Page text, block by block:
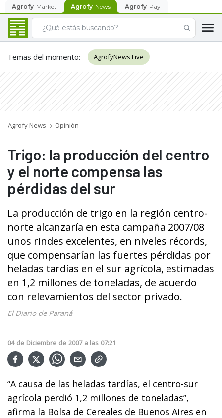
Agrofy Market Agrofy News Agrofy Pay
Temas del momento: AgrofyNews Live
Agrofy News Opinión
Trigo: la producción del centro
y el norte compensa las
pérdidas del sur
La producción de trigo en la región centro-
norte alcanzaría en esta campaña 2007/08
unos rindes excelentes, en niveles récords,
que compensarían las fuertes pérdidas por
heladas tardías en el sur agrícola, estimadas
en 1,2 millones de toneladas, de acuerdo
con relevamientos del sector privado.
El Diario de Paraná
04 de Diciembre de 2007 a las 07:21
“A causa de las heladas tardías, el centro-sur
agrícola perdió 1,2 millones de toneladas”,
afirma la Bolsa de Cereales de Buenos Aires en